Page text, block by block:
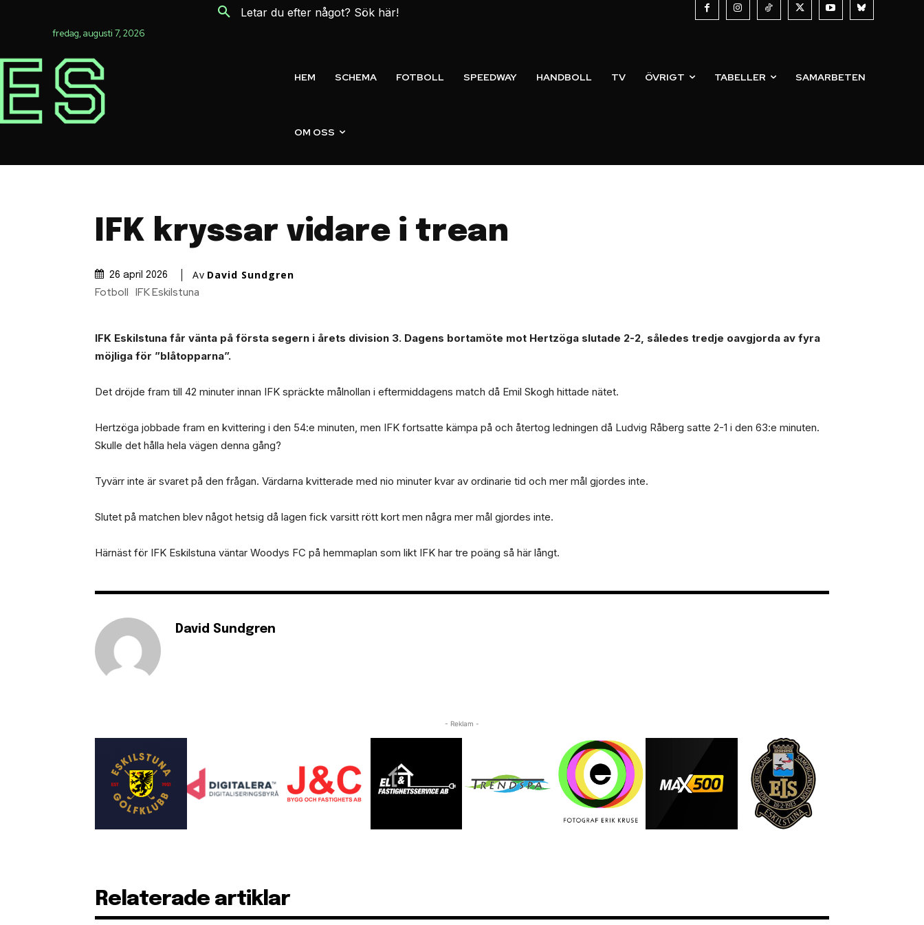
fredag, augusti 7, 2026
Letar du efter något? Sök här!
HEM SCHEMA FOTBOLL SPEEDWAY HANDBOLL TV ÖVRIGT TABELLER SAMARBETEN
OM OSS
IFK kryssar vidare i trean
26 april 2026 Av David Sundgren
Fotboll IFK Eskilstuna
IFK Eskilstuna får vänta på första segern i årets division 3. Dagens bortamöte mot Hertzöga slutade 2-2, således tredje oavgjorda av fyra
möjliga för ”blåtopparna”.
Det dröjde fram till 42 minuter innan IFK spräckte målnollan i eftermiddagens match då Emil Skogh hittade nätet.
Hertzöga jobbade fram en kvittering i den 54:e minuten, men IFK fortsatte kämpa på och återtog ledningen då Ludvig Råberg satte 2-1 i den 63:e minuten.
Skulle det hålla hela vägen denna gång?
Tyvärr inte är svaret på den frågan. Värdarna kvitterade med nio minuter kvar av ordinarie tid och mer mål gjordes inte.
Slutet på matchen blev något hetsig då lagen fick varsitt rött kort men några mer mål gjordes inte.
Härnäst för IFK Eskilstuna väntar Woodys FC på hemmaplan som likt IFK har tre poäng så här långt.
David Sundgren
- Reklam -
Relaterade artiklar